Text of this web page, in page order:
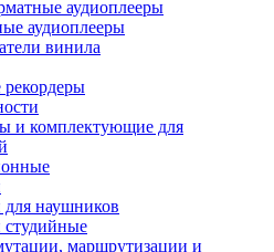
аудиоплееры
аудиоплееры
винила
и комплектующие для
для наушников
студийные
маршрутизации и